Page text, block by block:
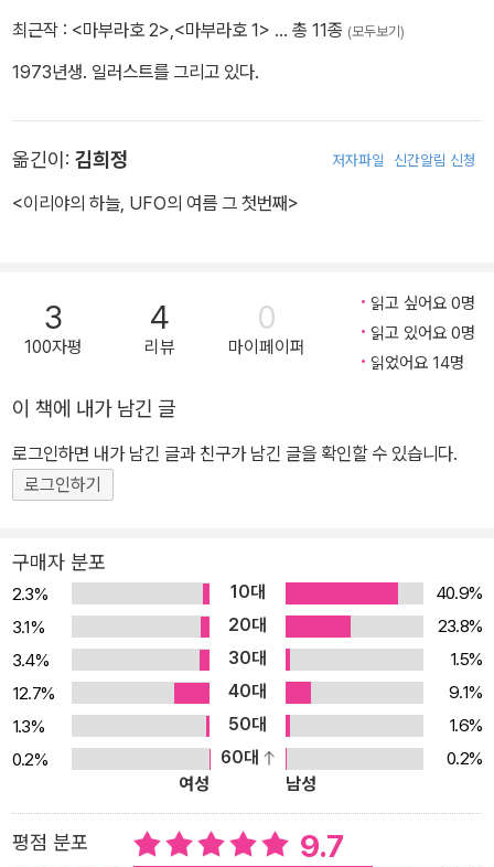
최근작 : <마부라호 2>,<마부라호 1> … 총 11종 (모두보기)
1973년생. 일러스트를 그리고 있다.
옮긴이: 김희정 저자파일 신간알림 신청
<이리야의 하늘, UFO의 여름 그 첫번째>
3
100자평
4
리뷰
0
마이페이퍼
읽고 싶어요 0명
읽고 있어요 0명
읽었어요 14명
이 책에 내가 남긴 글
로그인하면 내가 남긴 글과 친구가 남긴 글을 확인할 수 있습니다.
로그인하기
구매자 분포
2.3% 10대
40.9%
3.1%
20대
23.8%
3.4%
30대
1.5%
12.7%
40대
9.1%
1.3%
50대
1.6%
0.2%
60대
0.2%
여성
남성
평점 분포 9.7